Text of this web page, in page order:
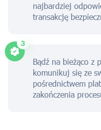
najbardziej
transakcję
Bądź na bieżąco z
komunikuj się ze
pośrednictwem
zakończenia